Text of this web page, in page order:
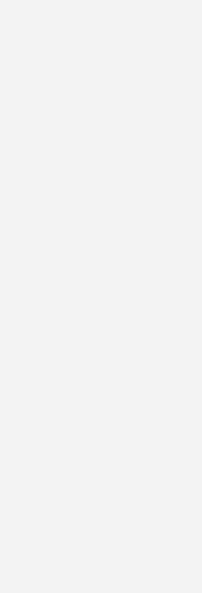
erheblichem
Entwicklung der
leicht zu, von 3,5
hingegen rückläufig,
niederschlagen,
Monaten im
für Bauleistungen
für